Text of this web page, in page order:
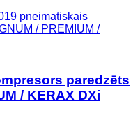
pneimatiskais
/ PREMIUM /
paredzēts
/ KERAX DXi